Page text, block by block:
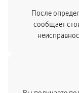
После
сообщает